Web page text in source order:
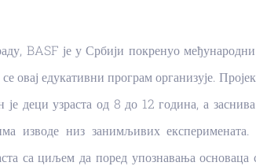
BASF је у Србији покренуо међународни
овај едукативни програм организује.
деци узраста од 8 до 12 година, а
изводе низ занимљивих
са циљем да поред упознавања основаца